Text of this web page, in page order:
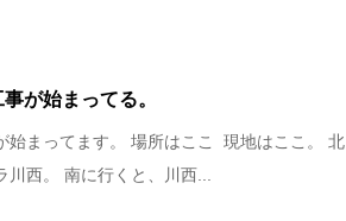
が始まってる。
始まってます。 場所はここ 現地はここ。 北
西。 南に行くと、川西...